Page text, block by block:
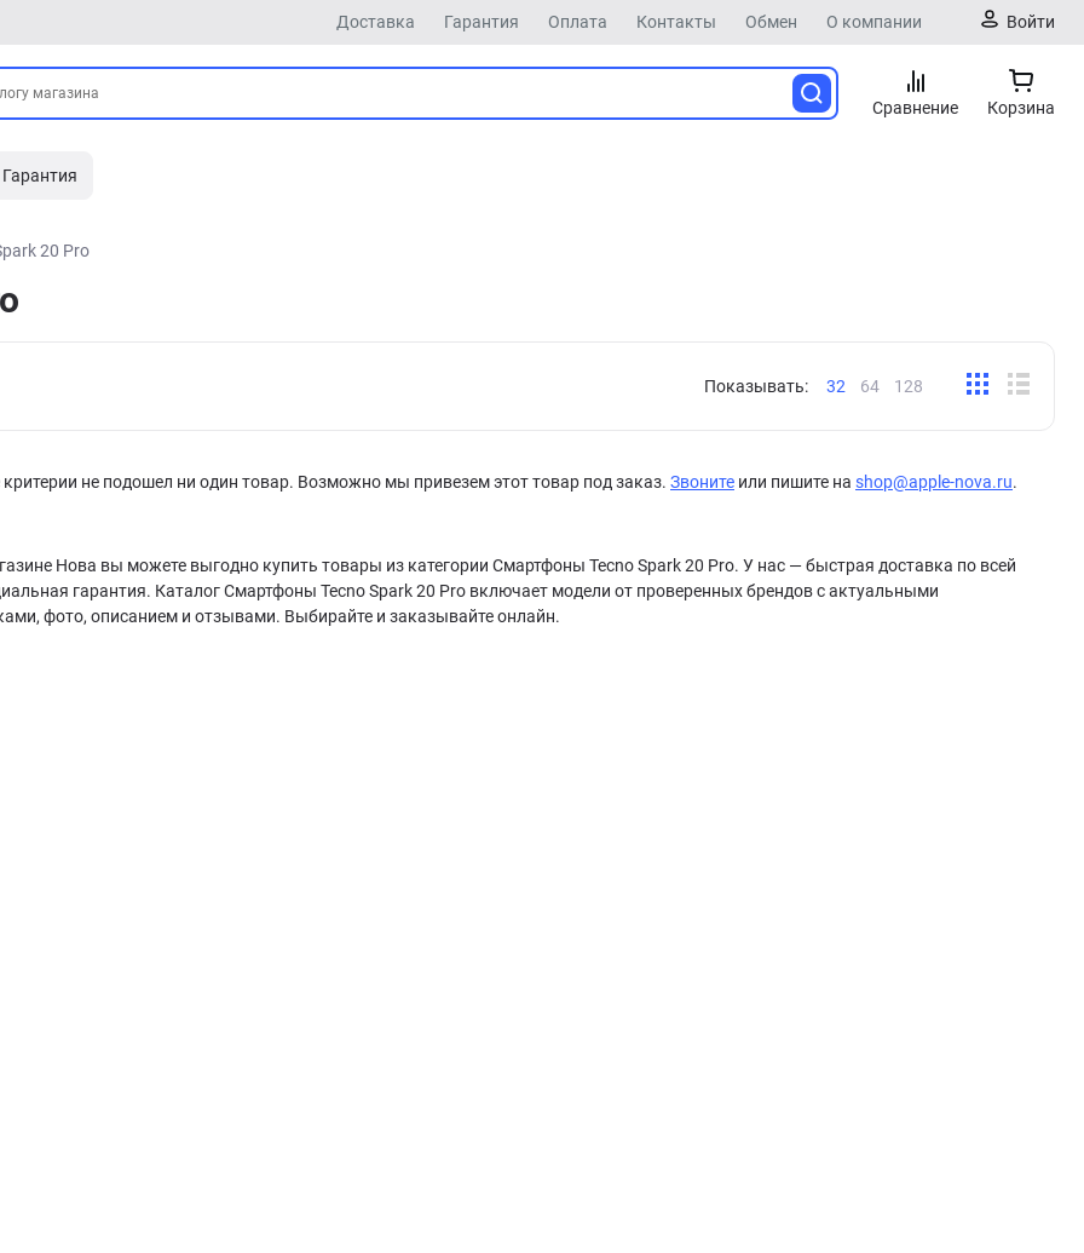
Доставка Гарантия Оплата Контакты Обмен О компании Войти
Сравнение Корзина
Гарантия
20 Pro
Показывать: 32 64 128
не подошел ни один товар. Возможно мы привезем этот товар под заказ. Звоните или пишите на shop@apple-nova.ru.
Нова вы можете выгодно купить товары из категории Смартфоны Tecno Spark 20 Pro. У нас — быстрая доставка по всей
гарантия. Каталог Смартфоны Tecno Spark 20 Pro включает модели от проверенных брендов с актуальными
фото, описанием и отзывами. Выбирайте и заказывайте онлайн.